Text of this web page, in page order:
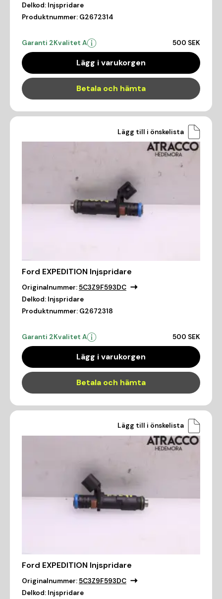
Delkod: Injspridare
Produktnummer: G2672314
Garanti 2Kvalitet A 500 SEK
Lägg i varukorgen
Betala och hämta
Lägg till i önskelista
Ford EXPEDITION Injspridare
Originalnummer:5C3Z9F593DC
Delkod: Injspridare
Produktnummer: G2672318
Garanti 2Kvalitet A 500 SEK
Lägg i varukorgen
Betala och hämta
Lägg till i önskelista
Ford EXPEDITION Injspridare
Originalnummer:5C3Z9F593DC
Delkod: Injspridare